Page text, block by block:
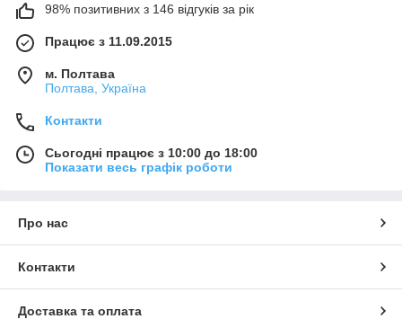
98% позитивних з 146 відгуків за рік
Працює з 11.09.2015
м. Полтава
Полтава, Україна
Контакти
Сьогодні працює з 10:00 до 18:00
Показати весь графік роботи
Про нас
Контакти
Доставка та оплата